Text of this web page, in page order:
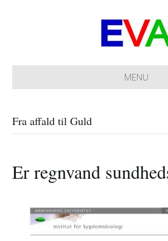
MENU
Fra affald til Guld
Er regnvand